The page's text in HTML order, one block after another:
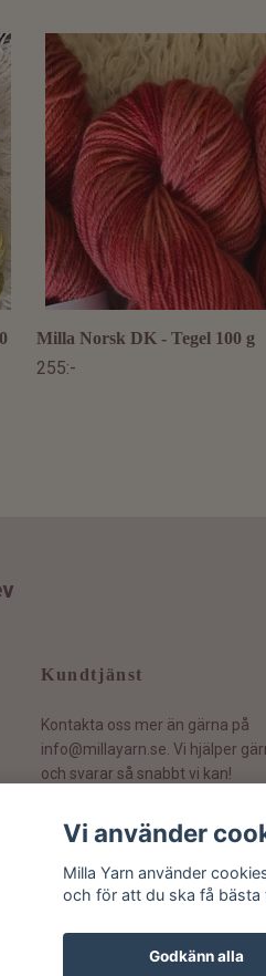
Milla Norsk DK - Tegel 100 g
255:-
Kundtjänst
Kontakta oss mer än gärna på
info@millayarn.se . Vi hjälper
och svarar så snabbt vi kan!
Vi använder
Milla Yarn använder
och för att du ska få bästa
Godkänn alla